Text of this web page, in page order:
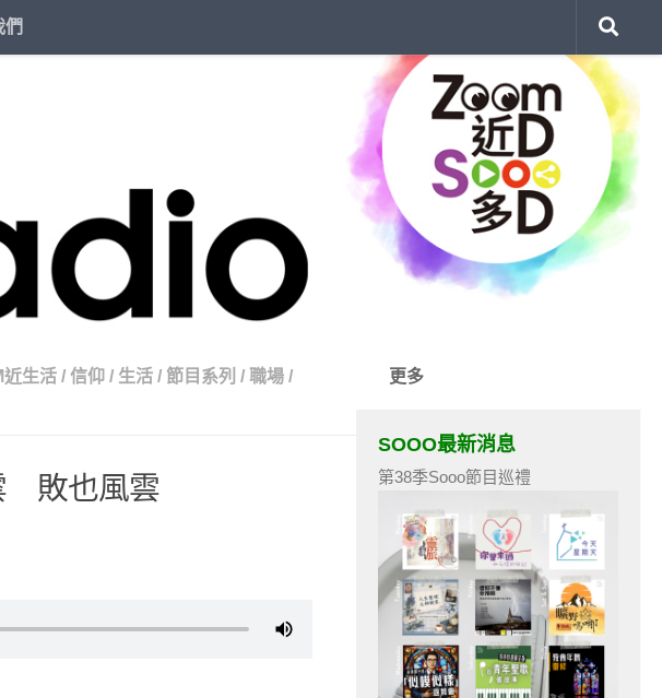
們
近生活 / 信仰 / 生活 / 節目系列 / 職場 /
敗也風雲
更多
SOOO最新消息
第38季Sooo節目巡禮